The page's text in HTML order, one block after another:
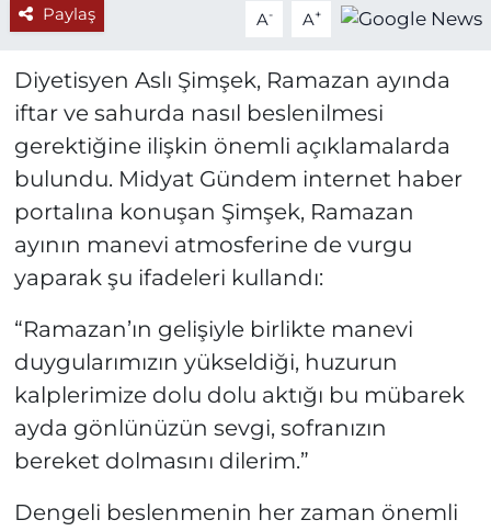
Paylaş A- A+
Diyetisyen Aslı Şimşek, Ramazan ayında
iftar ve sahurda nasıl beslenilmesi
gerektiğine ilişkin önemli açıklamalarda
bulundu. Midyat Gündem internet haber
portalına konuşan Şimşek, Ramazan
ayının manevi atmosferine de vurgu
yaparak şu ifadeleri kullandı:
“Ramazan’ın gelişiyle birlikte manevi
duygularımızın yükseldiği, huzurun
kalplerimize dolu dolu aktığı bu mübarek
ayda gönlünüzün sevgi, sofranızın
bereket dolmasını dilerim.”
Dengeli beslenmenin her zaman önemli